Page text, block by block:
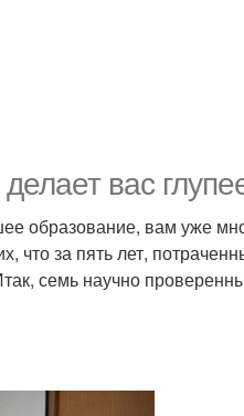
вас
образование, вам уже
за пять лет,
семь научно